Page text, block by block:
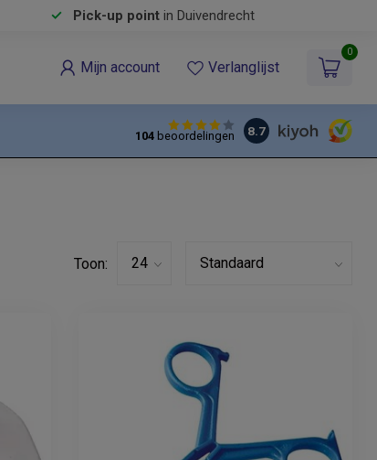
Pick-up pointin Duivendrecht
Mijn account Verlanglijst
0
104beoordelingen 8.7
Toon: